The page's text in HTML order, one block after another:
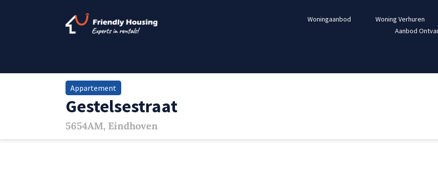
Woningaanbod
Woning Verhuren
Aanbod
Appartement
Gestelsestraat
5654AM, Eindhoven